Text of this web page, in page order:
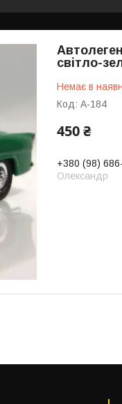
світло-
Немає в
Код: А-184
450 ₴
+380 (98)
Олександр